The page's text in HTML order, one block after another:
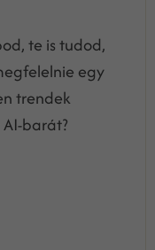
te is tudod,
egy
trendek
barát?